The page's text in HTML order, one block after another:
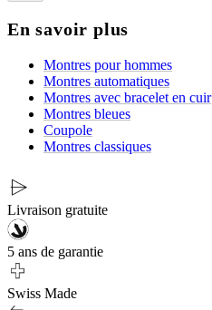
En savoir plus
Montres pour hommes
Montres automatiques
Montres avec bracelet en cuir
Montres bleues
Coupole
Montres classiques
Livraison gratuite
5 ans de garantie
Swiss Made